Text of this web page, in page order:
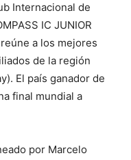
Internacional de
IC JUNIOR
a los mejores
de la región
El país ganador de
final mundial a
por Marcelo